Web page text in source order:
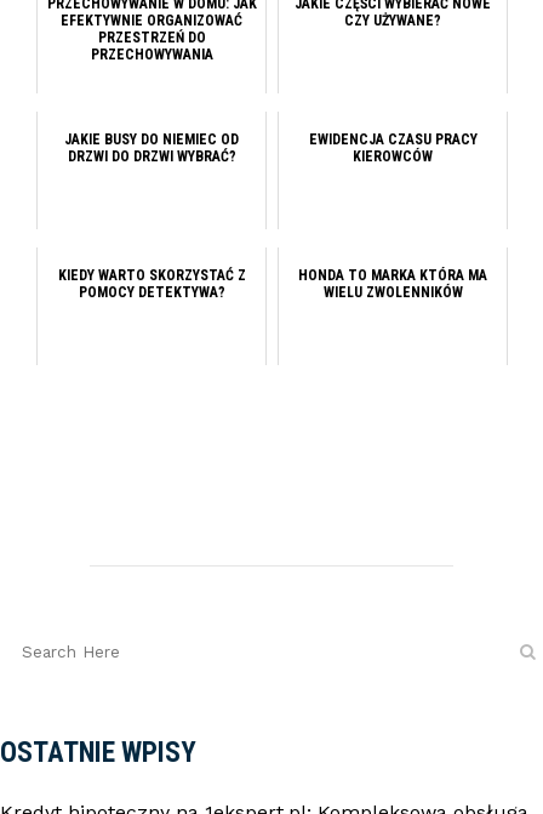
EFEKTYWNIE ORGANIZOWAĆ
PRZESTRZEŃ DO
PRZECHOWYWANIA
CZY UŻYWANE?
JAKIE BUSY DO NIEMIEC OD
DRZWI DO DRZWI WYBRAĆ?
EWIDENCJA CZASU PRACY
KIEROWCÓW
KIEDY WARTO SKORZYSTAĆ Z
POMOCY DETEKTYWA?
HONDA TO MARKA KTÓRA MA
WIELU ZWOLENNIKÓW
OSTATNIE WPISY